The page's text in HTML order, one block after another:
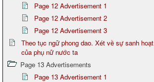
Page 12 Advertisement 1
Page 12 Advertisement 2
Page 12 Advertisement 3
Theo tục ngữ phong dao. Xét về sự sanh hoạt
của phụ nữ nước ta
Page 13 Advertisements
Page 13 Advertisement 1